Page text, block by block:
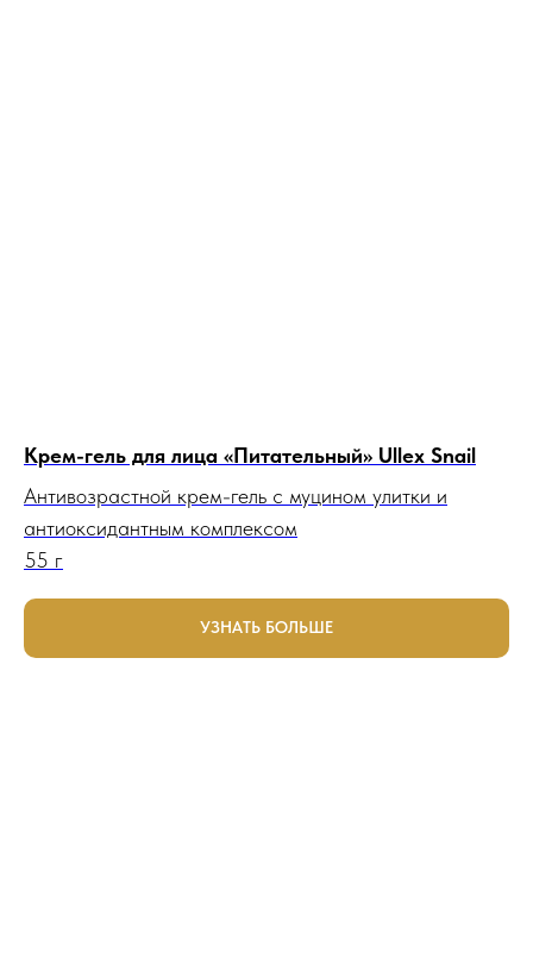
Крем-гель для лица «Питательный» Ullex Snail
Антивозрастной крем-гель с муцином улитки и
антиоксидантным комплексом
55 г
УЗНАТЬ БОЛЬШЕ